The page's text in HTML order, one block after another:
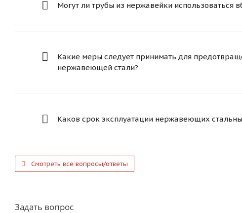
Могут ли трубы из нержавейки использоваться
Какие меры следует принимать для
нержавеющей стали?
Каков срок эксплуатации нержавеющих
Смотреть все вопросы/ответы
Задать вопрос